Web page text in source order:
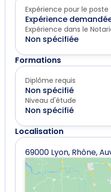
Expérience pour le poste
Expérience
Expérience dans le
Non spécifiée
Formations
Diplôme requis
Non spécifié
Niveau d'étude
Non spécifié
Localisation
69000 Lyon, Rhône,